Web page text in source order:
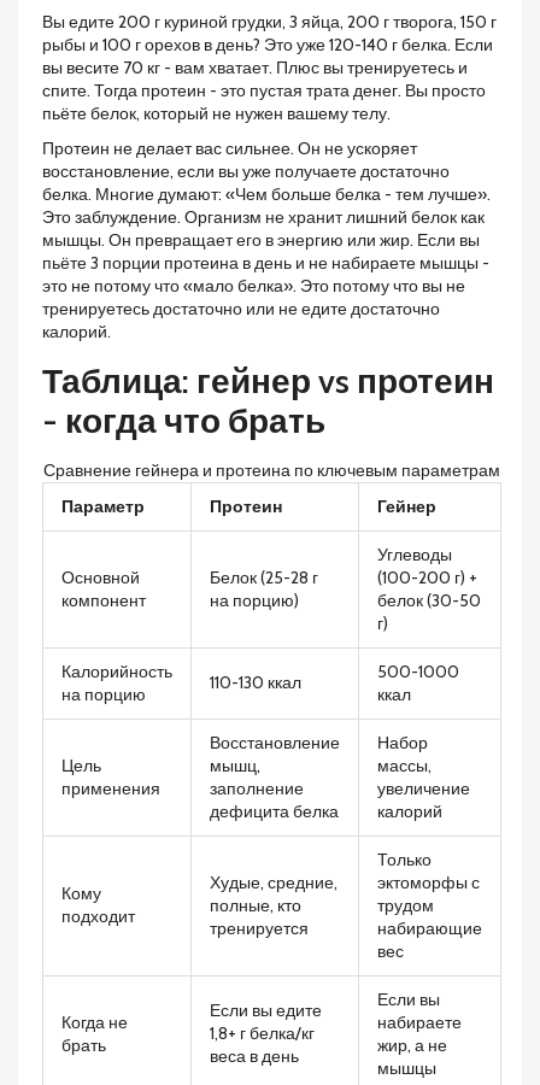
Вы едите 200 г куриной грудки, 3 яйца, 200 г творога, 150 г
рыбы и 100 г орехов в день? Это уже 120-140 г белка. Если
вы весите 70 кг - вам хватает. Плюс вы тренируетесь и
спите. Тогда протеин - это пустая трата денег. Вы просто
пьёте белок, который не нужен вашему телу.
Протеин не делает вас сильнее. Он не ускоряет
восстановление, если вы уже получаете достаточно
белка. Многие думают: «Чем больше белка - тем лучше».
Это заблуждение. Организм не хранит лишний белок как
мышцы. Он превращает его в энергию или жир. Если вы
пьёте 3 порции протеина в день и не набираете мышцы -
это не потому что «мало белка». Это потому что вы не
тренируетесь достаточно или не едите достаточно
калорий.
Таблица: гейнер vs протеин
- когда что брать
Сравнение гейнера и протеина по ключевым параметрам
Параметр
Протеин Гейнер
Основной
компонент
Белок (25-28 г
на порцию)
Углеводы
(100-200 г) +
белок (30-50
г)
Калорийность
на порцию
110-130 ккал
500-1000
ккал
Цель
применения
Восстановление
мышц,
заполнение
дефицита белка
Набор
массы,
увеличение
калорий
Кому
подходит
Худые, средние,
полные, кто
тренируется
Только
эктоморфы с
трудом
набирающие
вес
Когда не
брать
Если вы едите
1,8+ г белка/кг
веса в день
Если вы
набираете
жир, а не
мышцы